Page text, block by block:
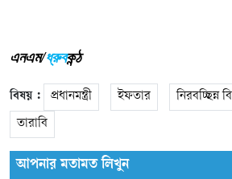
এনএম/ধ্রুবকন্ঠ
বিষয় : প্রধানমন্ত্রী ইফতার নিরবচ্ছিন্ন
তারাবি
আপনার মতামত লিখুন